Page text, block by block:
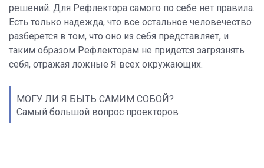
решений. Для Рефлектора самого по себе нет правила.
Есть только надежда, что все остальное человечество
разберется в том, что оно из себя представляет, и
таким образом Рефлекторам не придется загрязнять
себя, отражая ложные Я всех окружающих.
МОГУ ЛИ Я БЫТЬ САМИМ СОБОЙ?
Самый большой вопрос проекторов